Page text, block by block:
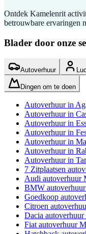
Ontdek Kamelenrit
betrouwbare ervaringen
Blader door onze
Autoverhuur
Dingen om te doen
Autoverhuur in
Autoverhuur in
Autoverhuur in
Autoverhuur in
Autoverhuur in
Autoverhuur in
Autoverhuur in
7 Zitplaatsen
Audi autoverhuur
BMW
Goedkoop
Citroen
Dacia
Fiat autoverhuur